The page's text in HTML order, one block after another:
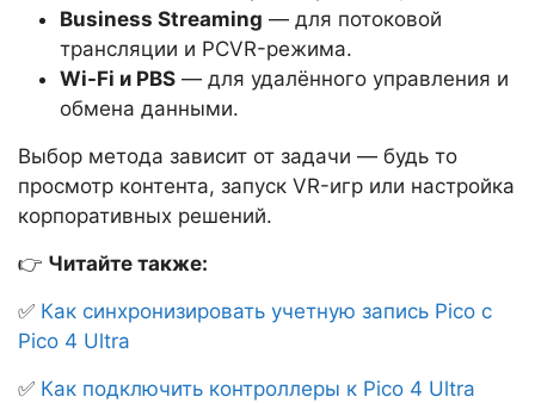
Business Streaming — для потоковой
трансляции и PCVR-режима.
Wi-Fi и PBS — для удалённого управления и
обмена данными.
Выбор метода зависит от задачи — будь то
просмотр контента, запуск VR-игр или настройка
корпоративных решений.
👉 Читайте также:
✅ Как синхронизировать учетную запись Pico с
Pico 4 Ultra
✅ Как подключить контроллеры к Pico 4 Ultra